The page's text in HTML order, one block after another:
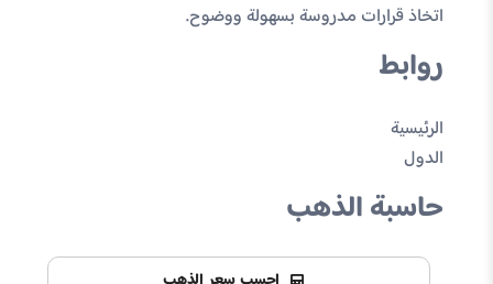
اتخاذ قرارات مدروسة بسهولة ووضوح.
روابط
الرئيسية
الدول
حاسبة الذهب